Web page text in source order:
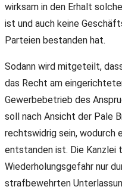
wirksam in den Erhalt
ist und auch keine
Parteien bestanden hat.
Sodann wird mitgeteilt,
das Recht am
Gewerbebetrieb des
soll nach Ansicht der Pale
rechtswidrig sein, wodurch
entstanden ist. Die Kanzlei
Wiederholungsgefahr nur
strafbewehrten